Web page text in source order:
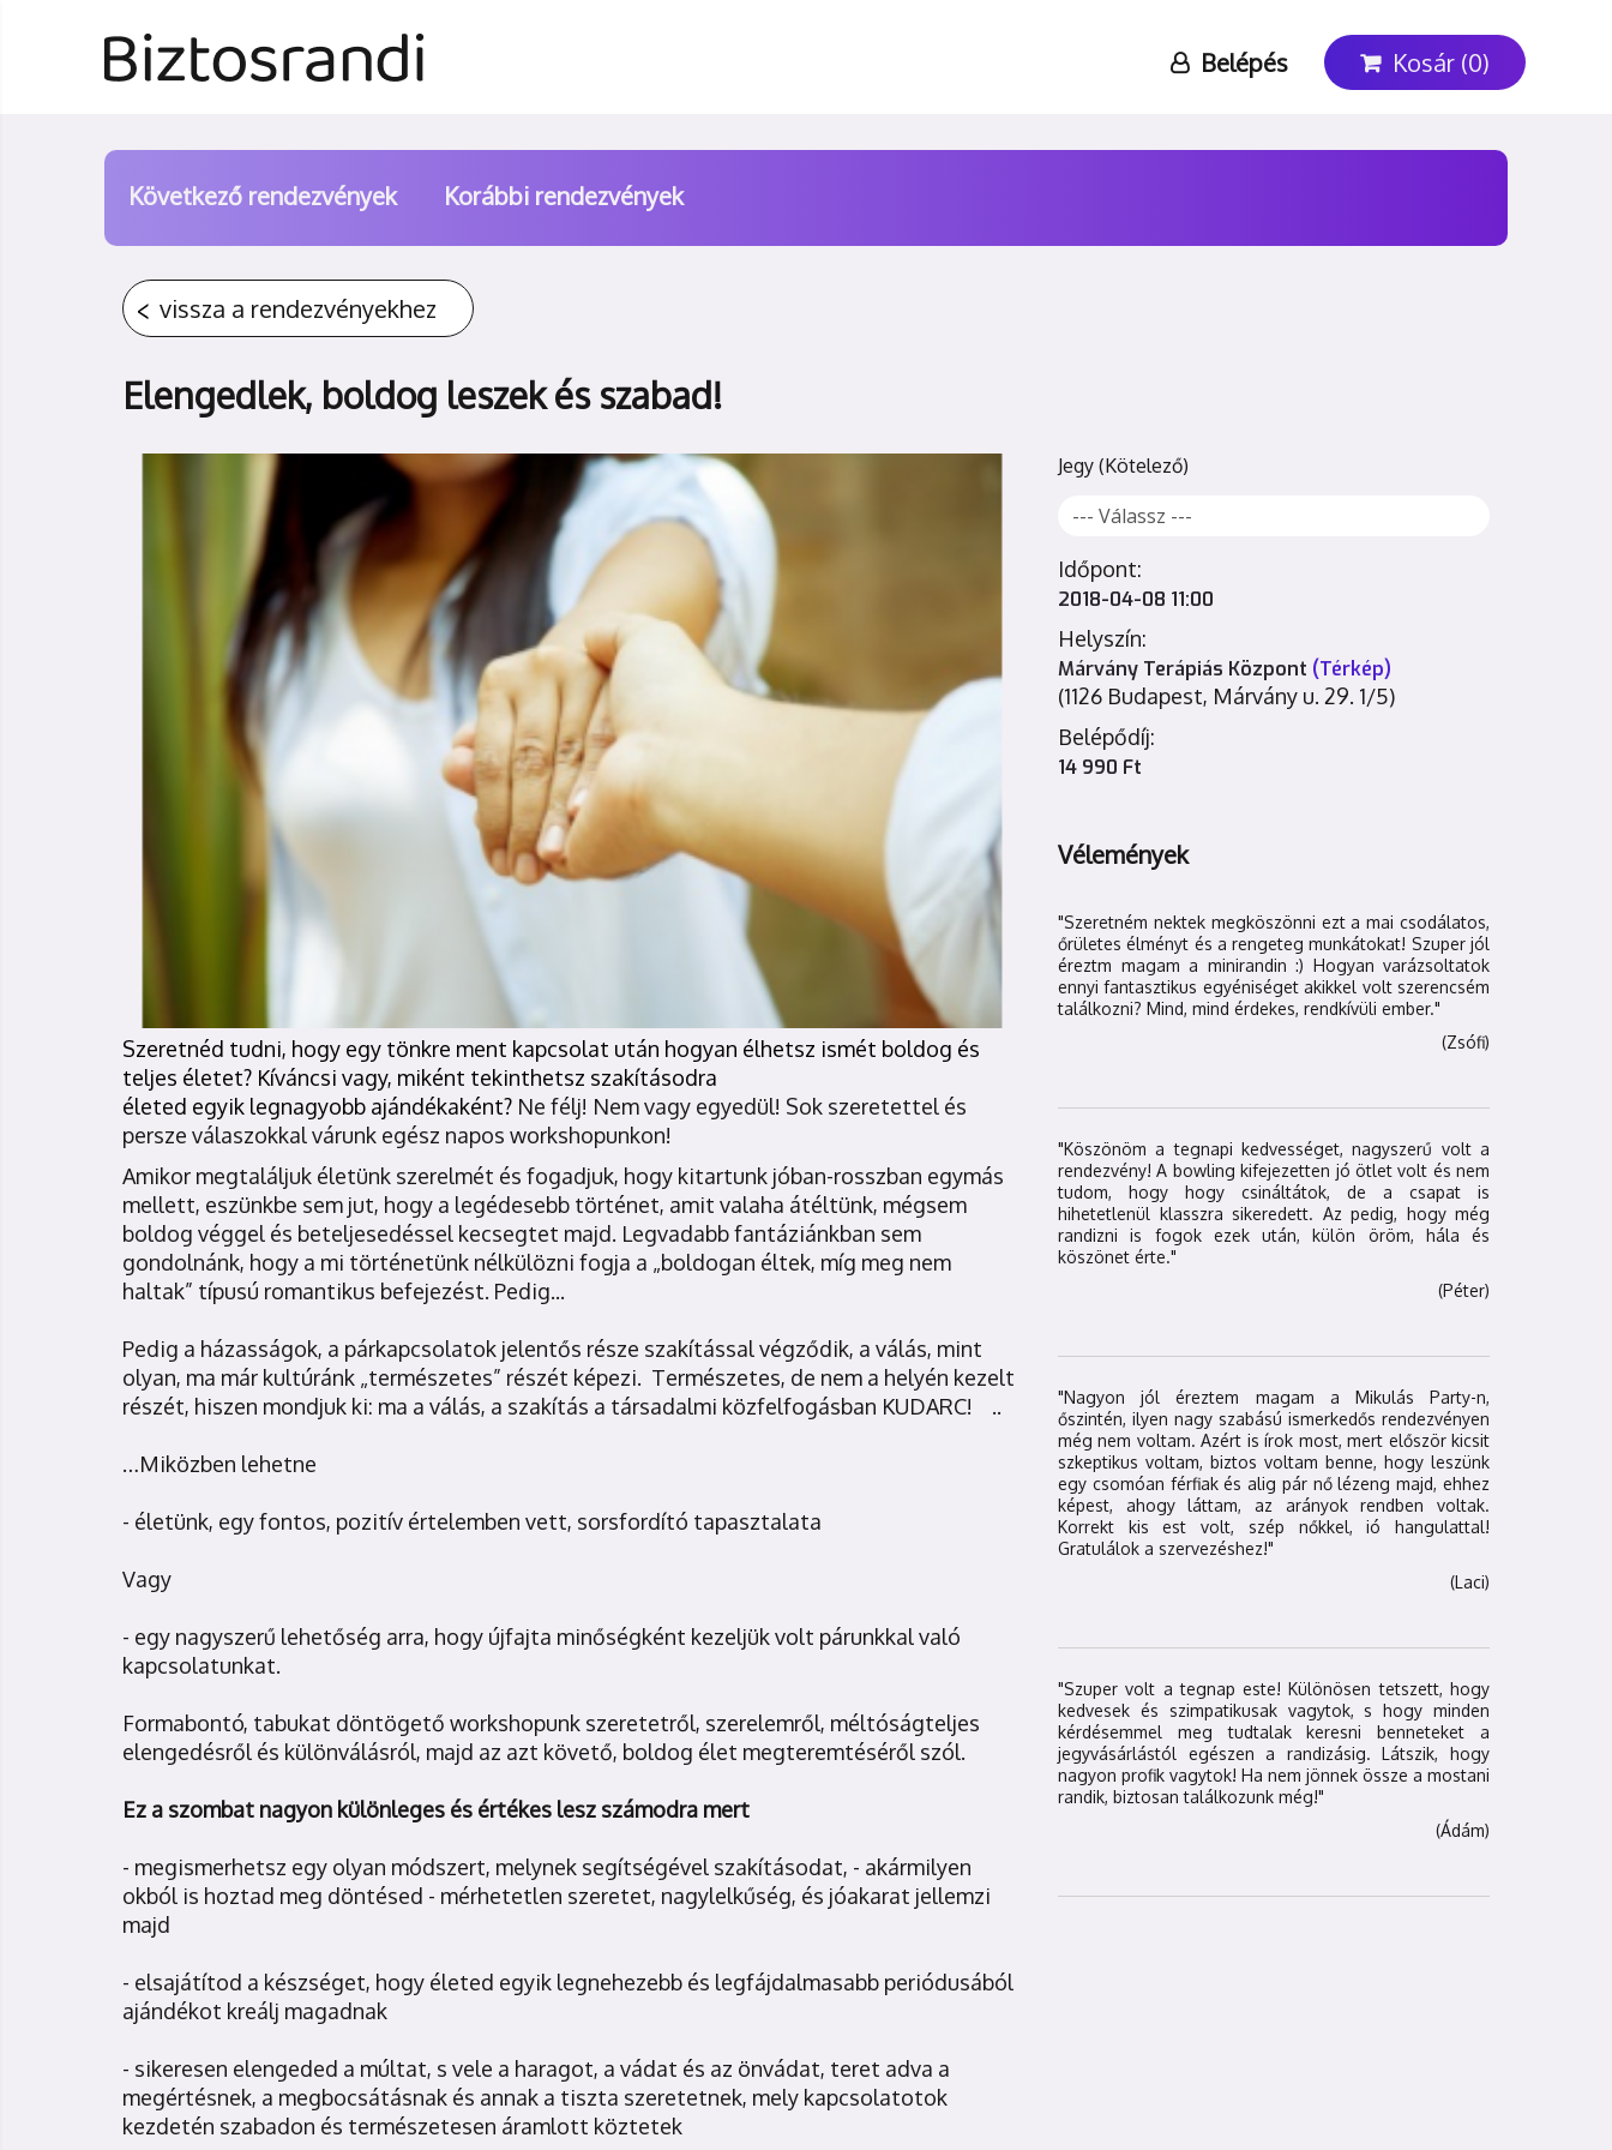
Belépés Kosár (0)
Következő rendezvények Korábbi rendezvények
vissza a rendezvényekhez
Elengedlek, boldog leszek és szabad!
Szeretnéd tudni, hogy egy tönkre ment kapcsolat után hogyan élhetsz ismét boldog és
teljes életet? Kíváncsi vagy, miként tekinthetsz szakításodra
életed egyik legnagyobb ajándékaként? Ne félj! Nem vagy egyedül! Sok szeretettel és
persze válaszokkal várunk egész napos workshopunkon!
Amikor megtaláljuk életünk szerelmét és fogadjuk, hogy kitartunk jóban-rosszban egymás
mellett, eszünkbe sem jut, hogy a legédesebb történet, amit valaha átéltünk, mégsem
boldog véggel és beteljesedéssel kecsegtet majd. Legvadabb fantáziánkban sem
gondolnánk, hogy a mi történetünk nélkülözni fogja a „boldogan éltek, míg meg nem
haltak” típusú romantikus befejezést. Pedig...
Pedig a házasságok, a párkapcsolatok jelentős része szakítással végződik, a válás, mint
olyan, ma már kultúránk „természetes” részét képezi. Természetes, de nem a helyén kezelt
részét, hiszen mondjuk ki: ma a válás, a szakítás a társadalmi közfelfogásban KUDARC! ..
…Miközben lehetne
- életünk, egy fontos, pozitív értelemben vett, sorsfordító tapasztalata
Vagy
- egy nagyszerű lehetőség arra, hogy újfajta minőségként kezeljük volt párunkkal való
kapcsolatunkat.
Formabontó, tabukat döntögető workshopunk szeretetről, szerelemről, méltóságteljes
elengedésről és különválásról, majd az azt követő, boldog élet megteremtéséről szól.
Ez a szombat nagyon különleges és értékes lesz számodra mert
- megismerhetsz egy olyan módszert, melynek segítségével szakításodat, - akármilyen
okból is hoztad meg döntésed - mérhetetlen szeretet, nagylelkűség, és jóakarat jellemzi
majd
- elsajátítod a készséget, hogy életed egyik legnehezebb és legfájdalmasabb periódusából
ajándékot kreálj magadnak
- sikeresen elengeded a múltat, s vele a haragot, a vádat és az önvádat, teret adva a
megértésnek, a megbocsátásnak és annak a tiszta szeretetnek, mely kapcsolatotok
kezdetén szabadon és természetesen áramlott köztetek
Jegy
Időpont:
2018-04-08 11:00
Helyszín:
Márvány Terápiás Központ (Térkép)
(1126 Budapest, Márvány u. 29. 1/5)
Belépődíj:
14 990 Ft
Vélemények
"Szeretném nektek megköszönni ezt a mai csodálatos,
őrületes élményt és a rengeteg munkátokat! Szuper jól
éreztm magam a minirandin :) Hogyan varázsoltatok
ennyi fantasztikus egyéniséget akikkel volt szerencsém
találkozni? Mind, mind érdekes, rendkívüli ember."
(Zsófi)
"Köszönöm a tegnapi kedvességet, nagyszerű volt a
rendezvény! A bowling kifejezetten jó ötlet volt és nem
tudom, hogy hogy csináltátok, de a csapat is
hihetetlenül klasszra sikeredett. Az pedig, hogy még
randizni is fogok ezek után, külön öröm, hála és
köszönet érte."
(Péter)
"Nagyon jól éreztem magam a Mikulás Party-n,
őszintén, ilyen nagy szabású ismerkedős rendezvényen
még nem voltam. Azért is írok most, mert először kicsit
szkeptikus voltam, biztos voltam benne, hogy leszünk
egy csomóan férfiak és alig pár nő lézeng majd, ehhez
képest, ahogy láttam, az arányok rendben voltak.
Korrekt kis est volt, szép nőkkel, ió hangulattal!
Gratulálok a szervezéshez!"
(Laci)
"Szuper volt a tegnap este! Különösen tetszett, hogy
kedvesek és szimpatikusak vagytok, s hogy minden
kérdésemmel meg tudtalak keresni benneteket a
jegyvásárlástól egészen a randizásig. Látszik, hogy
nagyon profik vagytok! Ha nem jönnek össze a mostani
randik, biztosan találkozunk még!"
(Ádám)